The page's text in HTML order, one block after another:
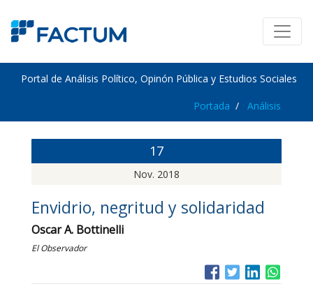
Portal de Análisis Político, Opinón Pública y Estudios Sociales
Portada Análisis
17
Nov. 2018
Envidrio, negritud y solidaridad
Oscar A. Bottinelli
El Observador